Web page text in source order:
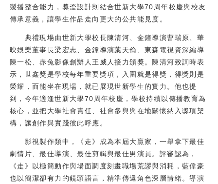
製播整合能力，獎盃設計則結合世新大學70周年校慶與校友
傳承意義，讓學生作品走向更大的公共能見度。
典禮現場由世新大學校長陳清河、金鐘導演曹瑞原、華
映娛樂董事長梁宏志、金鐘導演葉天倫、東森電視資深編導
陳一松、赤兔影像創辦人王威人接力頒獎。陳清河致詞時表
示，世鑫獎是學校每年重要獎項，入圍就是得獎，得獎則是
榮耀，而能坐在現場，就已展現世新學生的實力。他也提
到，今年適逢世新大學70周年校慶，學校持續以傳播教育為
核心，並把大學社會責任、社會參與與在地關懷納入獎項架
構，讓創作與實踐彼此呼應。
影視製作類中，《走》成為本屆大贏家，一舉拿下最佳
劇情片、最佳導演、最佳剪輯與最佳男演員。評審認為，
《走》以極簡動作與場面調度刻畫職場荒謬與消耗，藍偉豪
也以簡潔卻有力的鏡頭語言，精準傳遞角色深層情緒。導演